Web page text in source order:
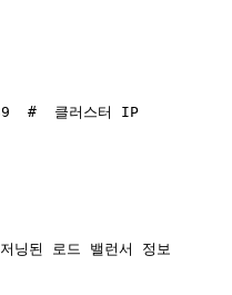
#  클러스터 IP
닝된 로드 밸런서 정보